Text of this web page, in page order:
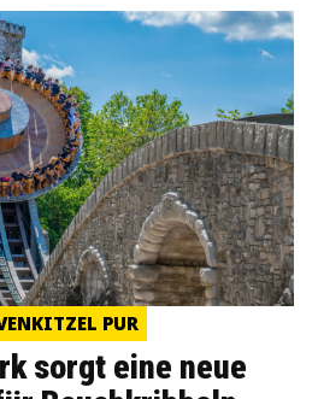
PUR
sorgt eine neue